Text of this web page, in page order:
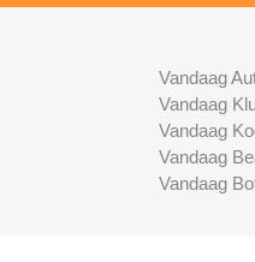
Vandaag
Vandaag
Vandaag
Vandaag
Vandaag